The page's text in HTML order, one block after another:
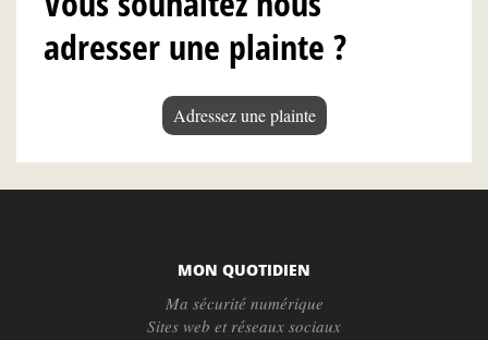
adresser une plainte ?
Adressez une plainte
MON QUOTIDIEN
Ma sécurité numérique
Sites web et réseaux sociaux